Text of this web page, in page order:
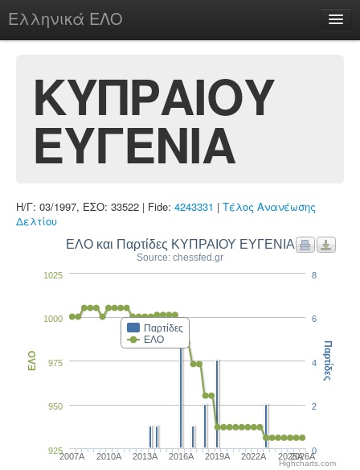
Ελληνικά ΕΛΟ
chesstu.be @ discord
Login
ΚΥΠΡΑΙΟΥ
ΕΥΓΕΝΙΑ
Η/Γ: 03/1997, ΕΣΟ: 33522 | Fide: 4243331 | Τέλος Ανανέωσης
Δελτίου
ΕΛΟ και Παρτίδες ΚΥΠΡΑΙΟΥ ΕΥΓΕΝΙΑ
Source: chessfed.gr
Παρτίδες
ΕΛΟ
2007A 2010A 2013A 2016A 2019A 2022A 2025A2026A
1000
925
950
975
1025
ΕΛΟ
0
2
4
6
8
Παρτίδες
Highcharts.com